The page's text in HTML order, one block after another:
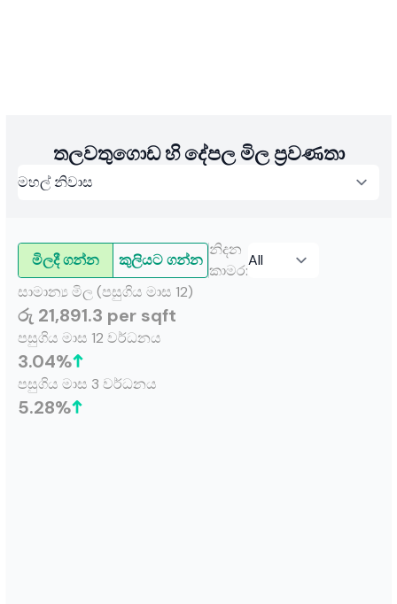
තලවතුගොඩ හි දේපල මිල ප්‍රවණතා
මිලදී ගන්න කුලියට ගන්න
නිදන
කාමර:
සාමාන්‍ය මිල (පසුගිය මාස 12)
රු 21,891.3 per sqft
පසුගිය මාස 12 වර්ධනය
3.04%
පසුගිය මාස 3 වර්ධනය
5.28%